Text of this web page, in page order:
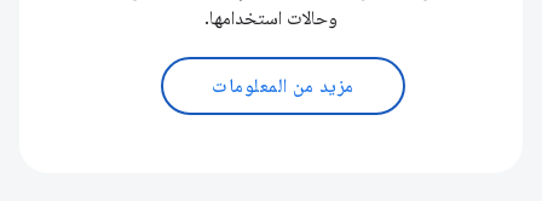
وحالات استخدامها.
مزيد من المعلومات